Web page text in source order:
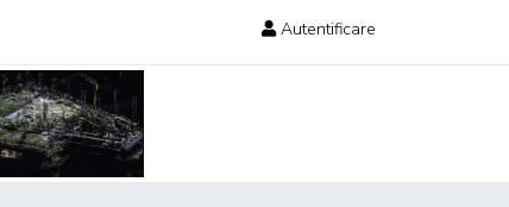
Autentificare